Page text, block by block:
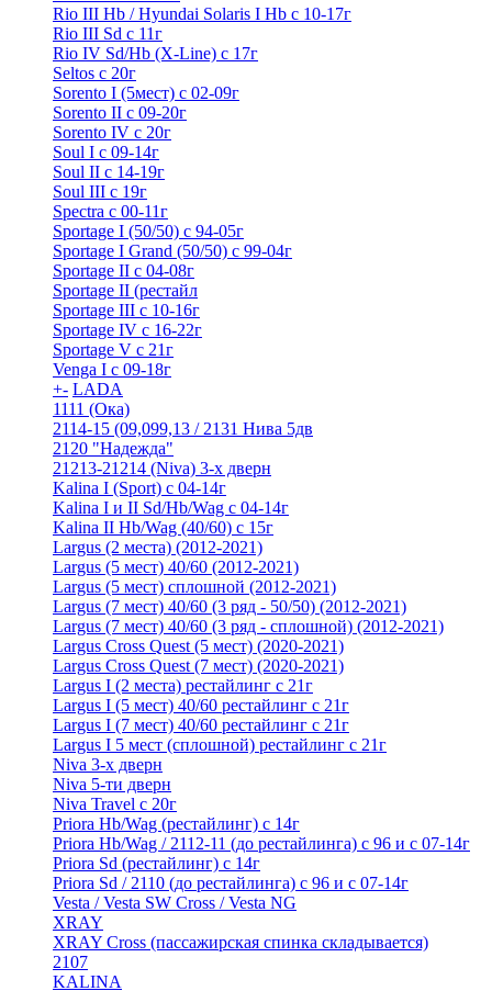
Rio III Hb / Hyundai Solaris I Hb с 10-17г
Rio III Sd c 11г
Rio IV Sd/Hb (X-Line) с 17г
Seltos с 20г
Sorento I (5мест) с 02-09г
Sorento II c 09-20г
Sorento IV с 20г
Soul I с 09-14г
Soul II с 14-19г
Soul III с 19г
Spectra с 00-11г
Sportage I (50/50) с 94-05г
Sportage I Grand (50/50) с 99-04г
Sportage II c 04-08г
Sportage II (рестайл
Sportage III c 10-16г
Sportage IV с 16-22г
Sportage V с 21г
Venga I c 09-18г
+- LADA
1111 (Ока)
2114-15 (09,099,13 / 2131 Нива 5дв
2120 "Надежда"
21213-21214 (Niva) 3-х дверн
Kalina I (Sport) с 04-14г
Kalina I и II Sd/Hb/Wag с 04-14г
Kalina II Hb/Wag (40/60) с 15г
Largus (2 места) (2012-2021)
Largus (5 мест) 40/60 (2012-2021)
Largus (5 мест) сплошной (2012-2021)
Largus (7 мест) 40/60 (3 ряд - 50/50) (2012-2021)
Largus (7 мест) 40/60 (3 ряд - сплошной) (2012-2021)
Largus Cross Quest (5 мест) (2020-2021)
Largus Cross Quest (7 мест) (2020-2021)
Largus I (2 места) рестайлинг с 21г
Largus I (5 мест) 40/60 рестайлинг с 21г
Largus I (7 мест) 40/60 рестайлинг с 21г
Largus I 5 мест (сплошной) рестайлинг с 21г
Niva 3-х дверн
Niva 5-ти дверн
Niva Travel с 20г
Priora Hb/Wag (рестайлинг) с 14г
Priora Hb/Wag / 2112-11 (до рестайлинга) с 96 и с 07-14г
Priora Sd (рестайлинг) c 14г
Priora Sd / 2110 (до рестайлинга) с 96 и с 07-14г
Vesta / Vesta SW Cross / Vesta NG
XRAY
XRAY Cross (пассажирская спинка складывается)
2107
KALINA